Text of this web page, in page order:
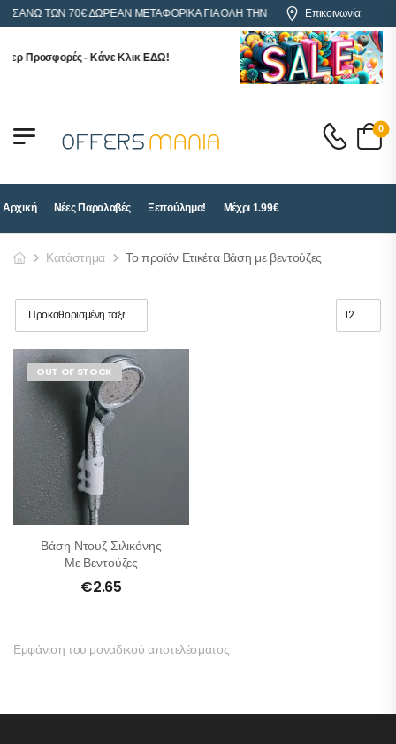
ΑΝΩ ΤΩΝ 70€ ΔΩΡΕΑΝ ΜΕΤΑΦΟΡΙΚΑ ΓΙΑ ΟΛΗ ΤΗΝ ΕΛΛΑΔΑ Επικοινωνία
Προσφορές - Κάνε Κλικ ΕΔΩ!
0
Αρχική Νέες Παραλαβές Ξεπούλημα! Μέχρι 1.99€
Κατάστημα Το προϊόν Ετικέτα Βάση με βεντούζες
OUT OF STOCK
Βάση Ντουζ Σιλικόνης
Με Βεντούζες
€2.65
Εμφάνιση του μοναδικού αποτελέσματος